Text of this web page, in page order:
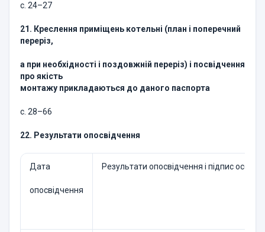
с. 24–27
21. Креслення приміщень котельні (план і поперечний
переріз,
а при необхідності і поздовжній переріз) і посвідчення
про якість
монтажу прикладаються до даного паспорта
с. 28–66
22. Результати опосвідчення
Дата
опосвідчення
Результати опосвідчення і підпис